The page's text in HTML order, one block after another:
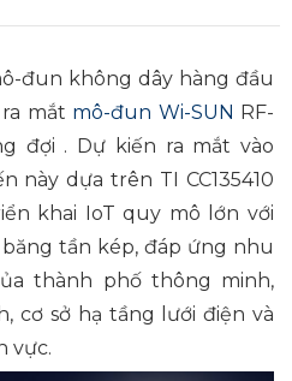
đun không dây hàng đầu
mắt mô-đun Wi-SUN RF-
đợi . Dự kiến ​​ra mắt vào
này dựa trên TI CC135410
khai IoT quy mô lớn với
tần kép, đáp ứng nhu
thành phố thông minh,
cơ sở hạ tầng lưới điện và
vực.